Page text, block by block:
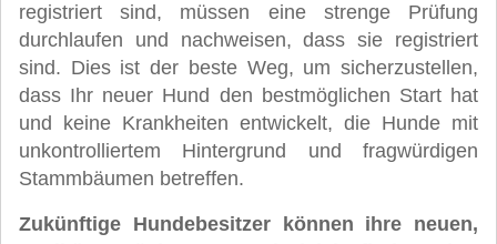
registriert sind, müssen eine strenge Prüfung
durchlaufen und nachweisen, dass sie registriert
sind. Dies ist der beste Weg, um sicherzustellen,
dass Ihr neuer Hund den bestmöglichen Start hat
und keine Krankheiten entwickelt, die Hunde mit
unkontrolliertem Hintergrund und fragwürdigen
Stammbäumen betreffen.
Zukünftige Hundebesitzer können ihre neuen,